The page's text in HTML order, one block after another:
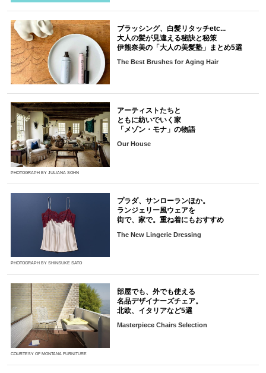
ブラッシング、白髪リタッチetc...
大人の髪が見違える秘訣と秘策
伊熊奈美の「大人の美髪塾」まとめ5選
The Best Brushes for Aging Hair
PHOTOGRAPH BY JULIANA SOHN
アーティストたちと
ともに紡いでいく家
「メゾン・モナ」の物語
Our House
PHOTOGRAPH BY SHINSUKE SATO
プラダ、サンローランほか。
ランジェリー風ウェアを
街で、家で。重ね着にもおすすめ
The New Lingerie Dressing
COURTESY OF MONTANA FURNITURE
部屋でも、外でも使える
名品デザイナーズチェア。
北欧、イタリアなど5選
Masterpiece Chairs Selection